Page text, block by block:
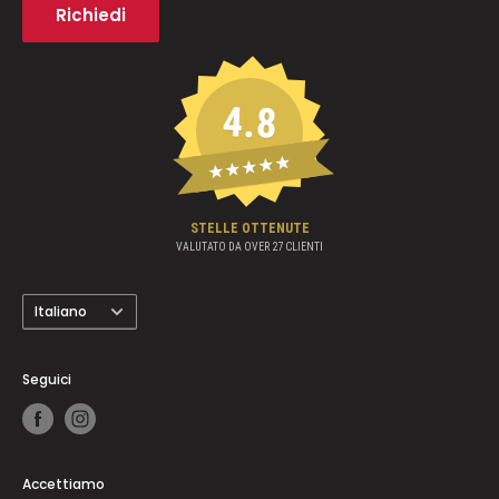
concludere un acquisto.
BrandRichiedi
4.8
★★★★★
STELLE OTTENUTE
VALUTATO DA OVER 27 CLIENTI
Lingua
Italiano
Seguici
Accettiamo